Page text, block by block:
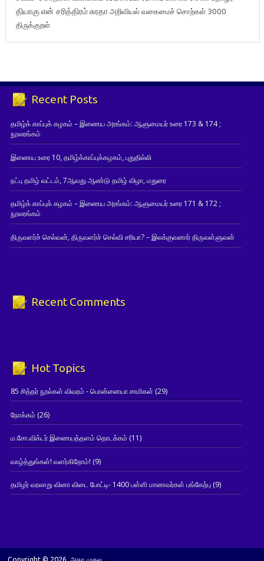
தியாகுஎன் சரித்திரம்சுரதாஅறிவியல் வகைமைச் சொற்கள் 3000
திருக்குறள்
Recent Posts
தமிழ்க் காப்புக் கழகம் – இணைய அரங்கம்: ஆளுமையர் உரை 173 & 174 ;
நூலரங்கம்
இணைய உரை 10, தமிழ்க்காப்புக்கழகம், புதுதில்லி
நட்பு தமிழ் வட்டம், 7ஆவது ஆண்டு தமிழ் விழா, மதுரை
தமிழ்க் காப்புக் கழகம் – இணைய அரங்கம்: ஆளுமையர் உரை 171 & 172 ;
நூலரங்கம்
திருவளர்ச் செல்வன், திருவளர்ச் செல்வி சரியா? – இலக்குவனார் திருவள்ளுவன்
Recent Comments
Hot Topics
85 சித்தர் நூல்கள் விவரம் - பொன்னையா சாமிகள் (29)
நோக்கம் (26)
ம.சோ.விக்டர் இணையத்தளம் தொடக்கம் (11)
வாழ்த்துங்கள்! வளர்கிறோம்! (9)
தமிழர் வரலாறு வினா விடை போட்டி- 1400 பள்ளி மாணவர்கள் பங்கேற்பு(9)
Copyright © 2026. அகர முதல